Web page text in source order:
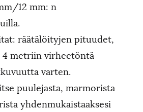
12 mm: n
räätälöityjen pituudet,
metriin virheetöntä
varten.
puulejasta, marmorista
yhdenmukaistaaksesi